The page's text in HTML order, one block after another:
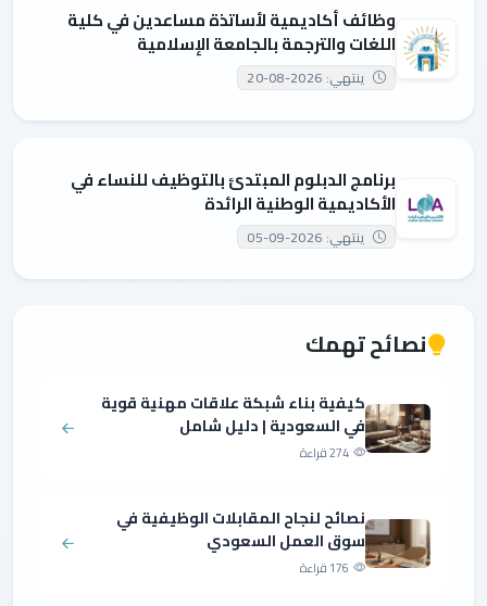
وظائف أكاديمية لأساتذة مساعدين في كلية
اللغات والترجمة بالجامعة الإسلامية
ينتهي: 2026-08-20
برنامج الدبلوم المبتدئ بالتوظيف للنساء في
الأكاديمية الوطنية الرائدة
ينتهي: 2026-09-05
نصائح تهمك
كيفية بناء شبكة علاقات مهنية قوية
في السعودية | دليل شامل
274 قراءة
نصائح لنجاح المقابلات الوظيفية في
سوق العمل السعودي
176 قراءة